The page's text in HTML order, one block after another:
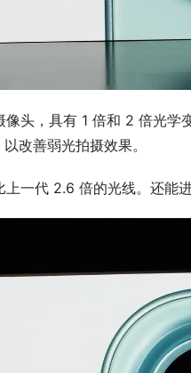
头，具有 1 倍和 2 倍光
改善弱光拍摄效果。
一代 2.6 倍的光线。还能进